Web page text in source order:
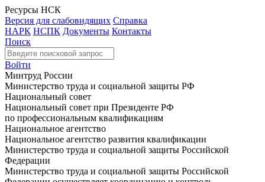
Ресурсы НСК
Версия для слабовидящих Справка
НАРК НСПК Документы Контакты
Поиск
Войти
Минтруд России
Министерство труда и социальной защиты РФ
Национальный совет
Национальный совет при Президенте РФ
по профессиональным квалификациям
Национальное агентство
Национальное агентство развития квалификации
Министерство труда и социальной защиты Российской
Федерации
Министерство труда и социальной защиты Российской